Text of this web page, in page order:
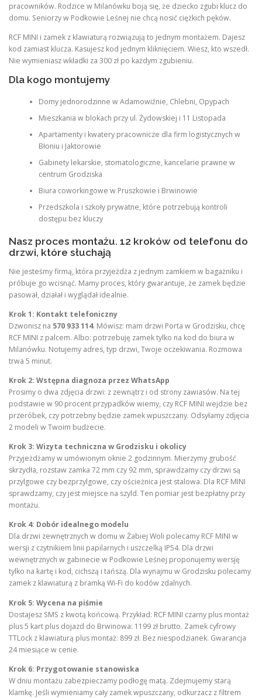
pracowników. Rodzice w Milanówku boją się, że dziecko zgubi klucz do
domu. Seniorzy w Podkowie Leśnej nie chcą nosić ciężkich pęków.
RCF MINI i zamek z klawiaturą rozwiązują to jednym montażem. Dajesz
kod zamiast klucza. Kasujesz kod jednym kliknięciem. Wiesz, kto wszedł.
Nie wymieniasz wkładki za 300 zł po każdym zgubieniu.
Dla kogo montujemy
Domy jednorodzinne w Adamowiźnie, Chlebni, Opypach
Mieszkania w blokach przy ul. Żydowskiej i 11 Listopada
Apartamenty i kwatery pracownicze dla firm logistycznych w
Błoniu i Jaktorowie
Gabinety lekarskie, stomatologiczne, kancelarie prawne w
centrum Grodziska
Biura coworkingowe w Pruszkowie i Brwinowie
Przedszkola i szkoły prywatne, które potrzebują kontroli
dostępu bez kluczy
Nasz proces montażu. 12 kroków od telefonu do
drzwi, które słuchają
Nie jesteśmy firmą, która przyjeżdża z jednym zamkiem w bagażniku i
próbuje go wcisnąć. Mamy proces, który gwarantuje, że zamek będzie
pasował, działał i wyglądał idealnie.
Krok 1: Kontakt telefoniczny
Dzwonisz na 570 933 114. Mówisz: mam drzwi Porta w Grodzisku, chcę
RCF MINI z palcem. Albo: potrzebuję zamek tylko na kod do biura w
Milanówku. Notujemy adres, typ drzwi, Twoje oczekiwania. Rozmowa
trwa 5 minut.
Krok 2: Wstępna diagnoza przez WhatsApp
Prosimy o dwa zdjęcia drzwi: z zewnątrz i od strony zawiasów. Na tej
podstawie w 90 procent przypadków wiemy, czy RCF MINI wejdzie bez
przeróbek, czy potrzebny będzie zamek wpuszczany. Odsyłamy zdjęcia
2 modeli w Twoim budżecie.
Krok 3: Wizyta techniczna w Grodzisku i okolicy
Przyjeżdżamy w umówionym oknie 2 godzinnym. Mierzymy grubość
skrzydła, rozstaw zamka 72 mm czy 92 mm, sprawdzamy czy drzwi są
przylgowe czy bezprzylgowe, czy ościeżnica jest stalowa. Dla RCF MINI
sprawdzamy, czy jest miejsce na szyld. Ten pomiar jest bezpłatny przy
montażu.
Krok 4: Dobór idealnego modelu
Dla drzwi zewnętrznych w domu w Żabiej Woli polecamy RCF MINI w
wersji z czytnikiem linii papilarnych i uszczelką IP54. Dla drzwi
wewnętrznych w gabinecie w Podkowie Leśnej proponujemy wersję
tylko na kartę i kod, cichszą i tańszą. Dla wynajmu w Grodzisku polecamy
zamek z klawiaturą z bramką Wi-Fi do kodów zdalnych.
Krok 5: Wycena na piśmie
Dostajesz SMS z kwotą końcową. Przykład: RCF MINI czarny plus montaż
plus 5 kart plus dojazd do Brwinowa: 1199 zł brutto. Zamek cyfrowy
TTLock z klawiaturą plus montaż: 899 zł. Bez niespodzianek. Gwarancja
24 miesiące w cenie.
Krok 6: Przygotowanie stanowiska
W dniu montażu zabezpieczamy podłogę matą. Zdejmujemy starą
klamkę. Jeśli wymieniamy cały zamek wpuszczany, odkurzacz z filtrem